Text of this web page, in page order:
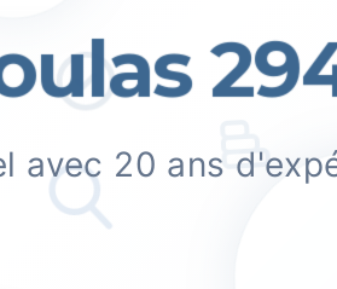
avec 20 ans